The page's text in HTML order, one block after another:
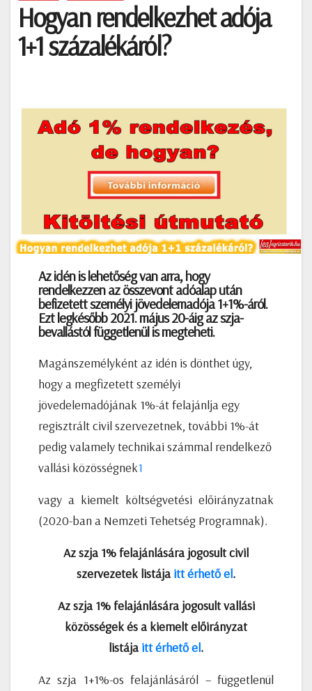
Hogyan rendelkezhet adója
1+1 százalékáról?
Az idén is lehetőség van arra, hogy
rendelkezzen az összevont adóalap után
befizetett személyi jövedelemadója 1+1%-áról.
Ezt legkésőbb 2021. május 20-áig az szja-
bevallástól függetlenül is megteheti.
Magánszemélyként az idén is dönthet úgy,
hogy a megfizetett személyi
jövedelemadójának 1%-át felajánlja egy
regisztrált civil szervezetnek, további 1%-át
pedig valamely technikai számmal rendelkező
vallási közösségnek1
vagy a kiemelt költségvetési előirányzatnak
(2020-ban a Nemzeti Tehetség Programnak).
Az szja 1% felajánlására jogosult civil
szervezetek listája itt érhető el.
Az szja 1% felajánlására jogosult vallási
közösségek és a kiemelt előirányzat
listája itt érhető el.
Az szja 1+1%-os felajánlásáról – függetlenül